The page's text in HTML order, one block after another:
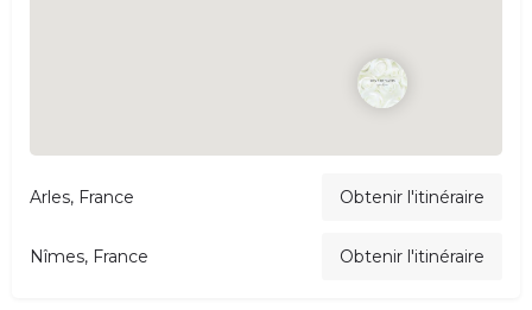
Arles, France Obtenir l'itinéraire
Nîmes, France Obtenir l'itinéraire